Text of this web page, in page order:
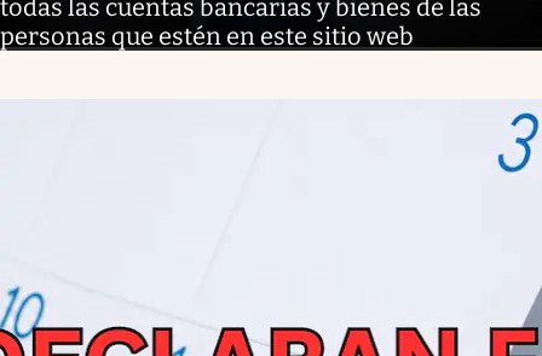
todas las cuentas bancarias y bienes de las
personas que estén en este sitio web